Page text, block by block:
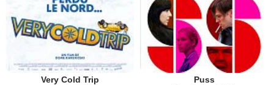
Very Cold Trip Puss